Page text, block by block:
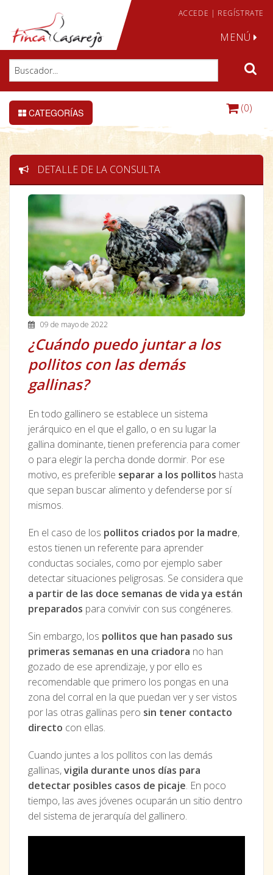
ACCEDE | REGÍSTRATE
MENÚ
CATEGORÍAS (0)
DETALLE DE LA CONSULTA
09 de mayo de 2022
¿Cuándo puedo juntar a los
pollitos con las demás
gallinas?
En todo gallinero se establece un sistema
jerárquico en el que el gallo, o en su lugar la
gallina dominante, tienen preferencia para comer
o para elegir la percha donde dormir. Por ese
motivo, es preferible separar a los pollitos hasta
que sepan buscar alimento y defenderse por sí
mismos.
En el caso de los pollitos criados por la madre,
estos tienen un referente para aprender
conductas sociales, como por ejemplo saber
detectar situaciones peligrosas. Se considera que
a partir de las doce semanas de vida ya están
preparados para convivir con sus congéneres.
Sin embargo, los pollitos que han pasado sus
primeras semanas en una criadora no han
gozado de ese aprendizaje, y por ello es
recomendable que primero los pongas en una
zona del corral en la que puedan ver y ser vistos
por las otras gallinas pero sin tener contacto
directo con ellas.
Cuando juntes a los pollitos con las demás
gallinas,vigila durante unos días para
detectar posibles casos de picaje. En poco
tiempo, las aves jóvenes ocuparán un sitio dentro
del sistema de jerarquía del gallinero.